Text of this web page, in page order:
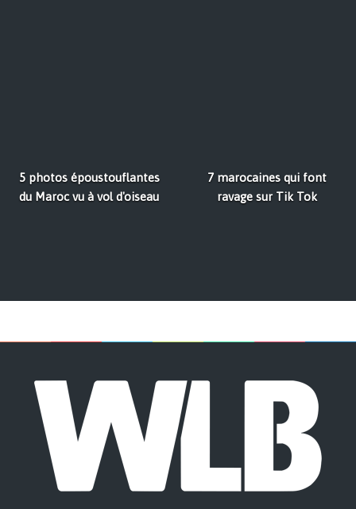
5 photos époustouflantes
du Maroc vu à vol d'oiseau
7 marocaines qui font
ravage sur Tik Tok